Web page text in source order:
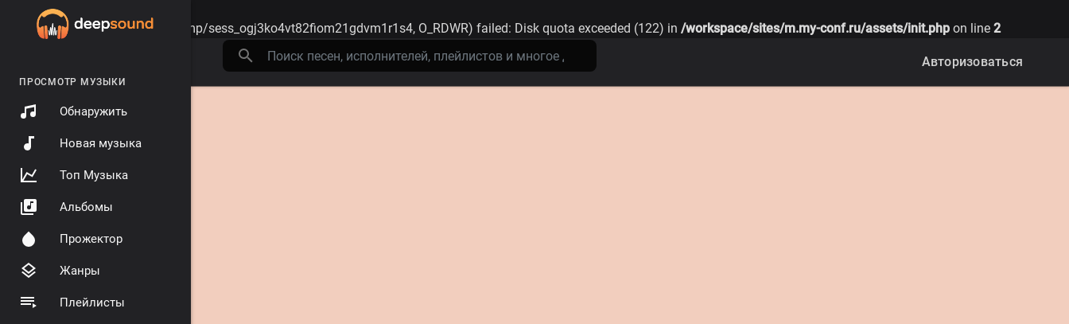
Warning: session_start(): open(/tmp/sess_ogj3ko4vt82fiom21gdvm1r1s4, O_RDWR) failed: Disk quota exceeded (122) in /workspace/sites/m.my-conf.ru/assets/init.php on line 2
ПРОСМОТР МУЗЫКИ
Обнаружить
Новая музыка
Топ Музыка
Альбомы
Прожектор
Жанры
Плейлисты
Авторизоваться